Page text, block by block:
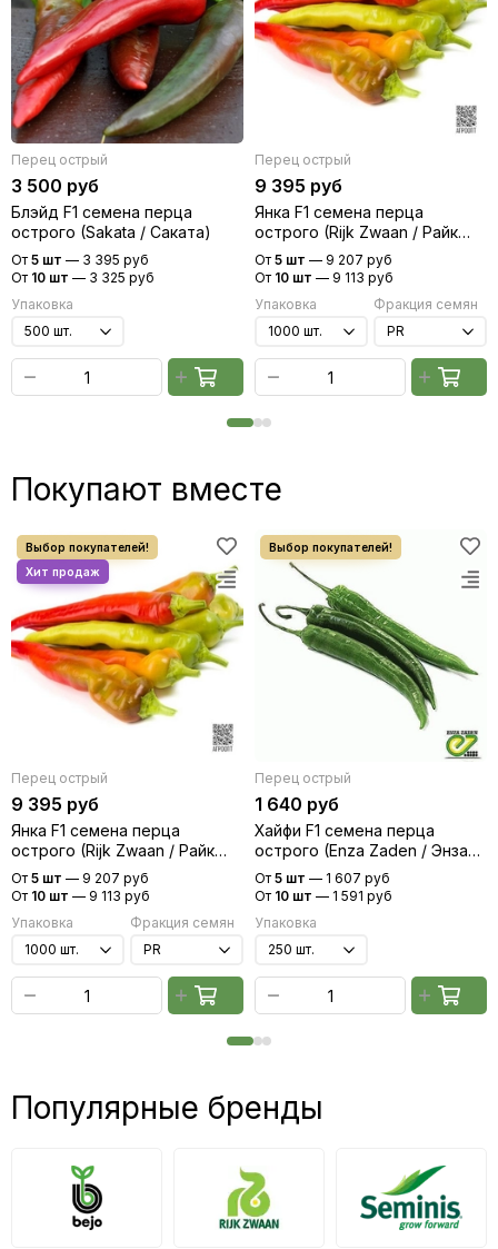
Перец острый
3 500 руб
Блэйд F1 семена перца
острого (Sakata / Саката)
От 5 шт — 3 395 руб
От 10 шт — 3 325 руб
Упаковка
Перец острый
9 395 руб
Янка F1 семена перца
острого (Rijk Zwaan / Райк
Цваан)
От 5 шт — 9 207 руб
От 10 шт — 9 113 руб
Упаковка
Фракция семян
Покупают вместе
Перец острый
9 395 руб
Янка F1 семена перца
острого (Rijk Zwaan / Райк
Цваан)
От 5 шт — 9 207 руб
От 10 шт — 9 113 руб
Упаковка
Фракция семян
Перец острый
1 640 руб
Хайфи F1 семена перца
острого (Enza Zaden / Энза
Заден)
От 5 шт — 1 607 руб
От 10 шт — 1 591 руб
Упаковка
Популярные бренды